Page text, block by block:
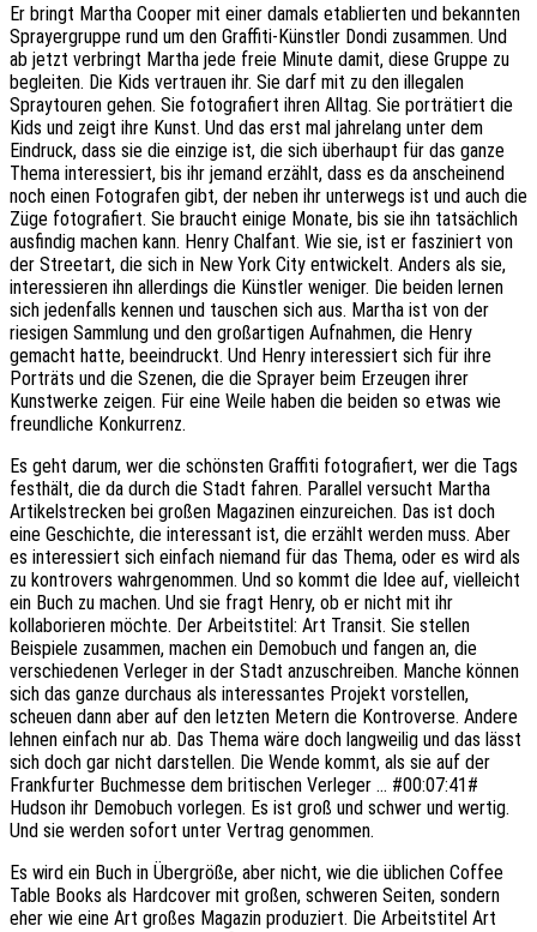
Er bringt Martha Cooper mit einer damals etablierten und bekannten
Sprayergruppe rund um den Graffiti-Künstler Dondi zusammen. Und
ab jetzt verbringt Martha jede freie Minute damit, diese Gruppe zu
begleiten. Die Kids vertrauen ihr. Sie darf mit zu den illegalen
Spraytouren gehen. Sie fotografiert ihren Alltag. Sie porträtiert die
Kids und zeigt ihre Kunst. Und das erst mal jahrelang unter dem
Eindruck, dass sie die einzige ist, die sich überhaupt für das ganze
Thema interessiert, bis ihr jemand erzählt, dass es da anscheinend
noch einen Fotografen gibt, der neben ihr unterwegs ist und auch die
Züge fotografiert. Sie braucht einige Monate, bis sie ihn tatsächlich
ausfindig machen kann. Henry Chalfant. Wie sie, ist er fasziniert von
der Streetart, die sich in New York City entwickelt. Anders als sie,
interessieren ihn allerdings die Künstler weniger. Die beiden lernen
sich jedenfalls kennen und tauschen sich aus. Martha ist von der
riesigen Sammlung und den großartigen Aufnahmen, die Henry
gemacht hatte, beeindruckt. Und Henry interessiert sich für ihre
Porträts und die Szenen, die die Sprayer beim Erzeugen ihrer
Kunstwerke zeigen. Für eine Weile haben die beiden so etwas wie
freundliche Konkurrenz.
Es geht darum, wer die schönsten Graffiti fotografiert, wer die Tags
festhält, die da durch die Stadt fahren. Parallel versucht Martha
Artikelstrecken bei großen Magazinen einzureichen. Das ist doch
eine Geschichte, die interessant ist, die erzählt werden muss. Aber
es interessiert sich einfach niemand für das Thema, oder es wird als
zu kontrovers wahrgenommen. Und so kommt die Idee auf, vielleicht
ein Buch zu machen. Und sie fragt Henry, ob er nicht mit ihr
kollaborieren möchte. Der Arbeitstitel: Art Transit. Sie stellen
Beispiele zusammen, machen ein Demobuch und fangen an, die
verschiedenen Verleger in der Stadt anzuschreiben. Manche können
sich das ganze durchaus als interessantes Projekt vorstellen,
scheuen dann aber auf den letzten Metern die Kontroverse. Andere
lehnen einfach nur ab. Das Thema wäre doch langweilig und das lässt
sich doch gar nicht darstellen. Die Wende kommt, als sie auf der
Frankfurter Buchmesse dem britischen Verleger … #00:07:41#
Hudson ihr Demobuch vorlegen. Es ist groß und schwer und wertig.
Und sie werden sofort unter Vertrag genommen.
Es wird ein Buch in Übergröße, aber nicht, wie die üblichen Coffee
Table Books als Hardcover mit großen, schweren Seiten, sondern
eher wie eine Art großes Magazin produziert. Die Arbeitstitel Art